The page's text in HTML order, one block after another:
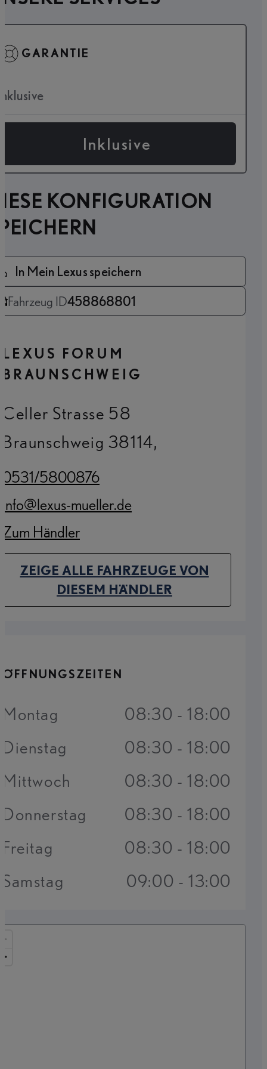
GARANTIE
Inklusive
KONFIGURATION
In Mein Lexus speichern
Fahrzeug ID458868801
LEXUS FORUM
BRAUNSCHWEIG
Celler Strasse 58
Braunschweig 38114,
0531/5800876
(Opens in new tab)
info@lexus-mueller.de
(Opens in new tab)
Zum Händler
(Opens in new tab)
ZEIGE ALLE FAHRZEUGE VON
DIESEM HÄNDLER(OPENS IN NEW TAB)
ÖFFNUNGSZEITEN
Montag
08:30 - 18:00
Dienstag
08:30 - 18:00
Mittwoch
08:30 - 18:00
Donnerstag
08:30 - 18:00
Freitag
08:30 - 18:00
Samstag
09:00 - 13:00